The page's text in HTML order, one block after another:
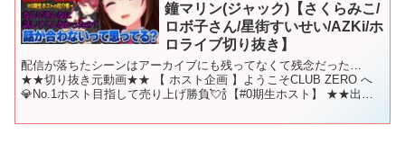
鐘マリン(ジャック)【さくらみこ/
ロボ子さん/星街すいせい/AZKi/ホ
ロライブ切り抜き】
配信が落ちたシーンはアーカイブにも残ってなくて残念だった…
★★切り抜き元動画★★ 【 ホスト企画 】ようこそCLUB ZERO へ
💎No.1ホスト目指して売り上げ勝負💘🍾【#0期生ホスト】 ★★出演